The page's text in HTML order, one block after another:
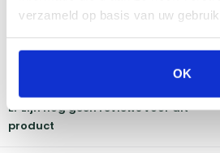
verzameld op basis van uw
OK
Vind onze
Er zijn nog geen reviews voor dit
product